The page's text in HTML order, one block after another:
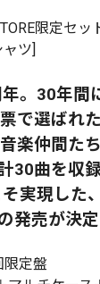
限定セ
ツ]
。30年間
で選ばれ
楽仲間た
30曲を収
実現した
発売が決定
限定盤